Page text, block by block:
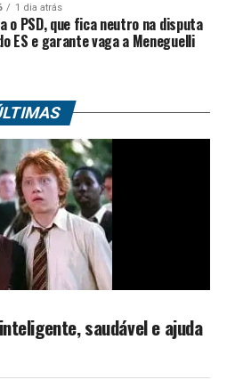
1 dia atrás
o PSD, que fica neutro na disputa
ES e garante vaga a Meneguelli
saudável e ajuda